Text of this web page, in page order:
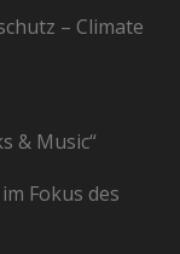
– Climate
& Music“
Fokus des